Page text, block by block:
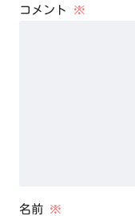
コメント ※
名前 ※